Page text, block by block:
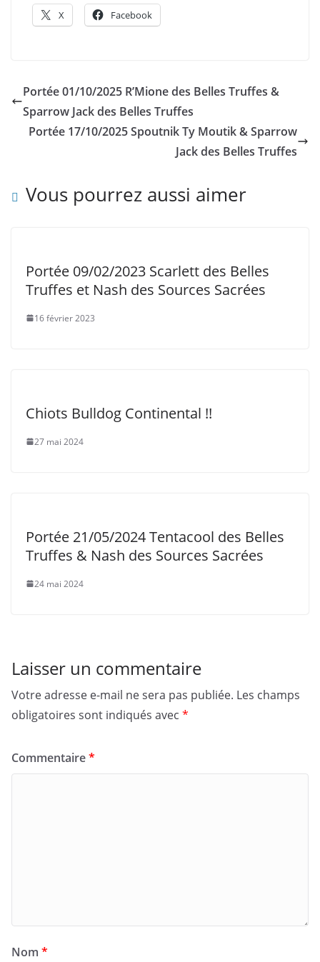
X Facebook
Portée 01/10/2025 R’Mione des Belles Truffes &
Sparrow Jack des Belles Truffes
Portée 17/10/2025 Spoutnik Ty Moutik & Sparrow
Jack des Belles Truffes
Vous pourrez aussi aimer
Portée 09/02/2023 Scarlett des Belles
Truffes et Nash des Sources Sacrées
16 février 2023
Chiots Bulldog Continental !!
27 mai 2024
Portée 21/05/2024 Tentacool des Belles
Truffes & Nash des Sources Sacrées
24 mai 2024
Laisser un commentaire
Votre adresse e-mail ne sera pas publiée. Les champs
obligatoires sont indiqués avec *
Commentaire*
Nom *